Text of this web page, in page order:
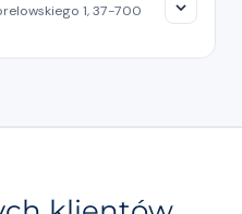
1, 37-700
mapie